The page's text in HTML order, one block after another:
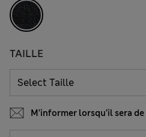
TAILLE
M’informer lorsqu’il sera